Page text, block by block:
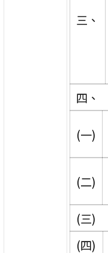
三、
四、
(一)
(二)
(三)
(四)